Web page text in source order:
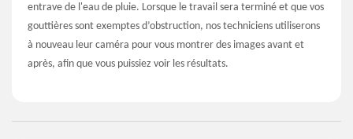
entrave de l'eau de pluie. Lorsque le travail sera terminé et que vos
gouttières sont exemptes d’obstruction, nos techniciens utiliserons
à nouveau leur caméra pour vous montrer des images avant et
après, afin que vous puissiez voir les résultats.